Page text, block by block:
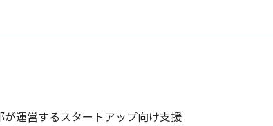
運営するスタートアップ向け支援